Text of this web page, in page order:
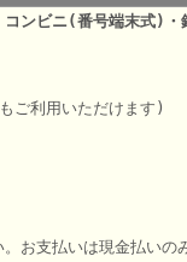
コンビニ(番号端末式)・
ご利用いただけます)
お支払いは現金払いの